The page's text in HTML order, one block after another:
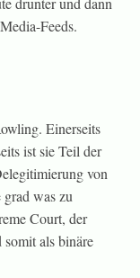
Feeds.
Einerseits
ist sie Teil der
von
was zu
Court, der
somit als binäre